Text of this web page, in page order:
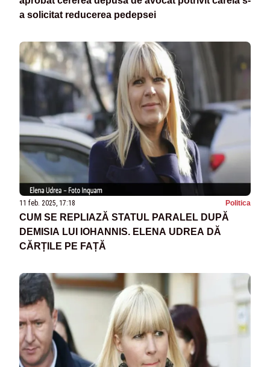
a solicitat reducerea pedepsei
11 feb. 2025, 17:18 Politica
CUM SE REPLIAZĂ STATUL PARALEL DUPĂ
DEMISIA LUI IOHANNIS. ELENA UDREA DĂ
CĂRȚILE PE FAȚĂ